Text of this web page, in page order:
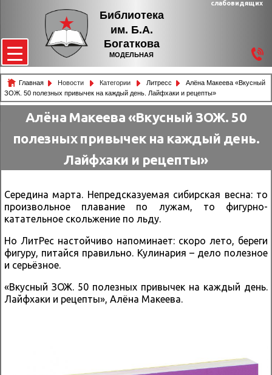
Библиотека
им. Б.А.
Богаткова
МОДЕЛЬНАЯ
слабовидящих
Главная Новости Категории Литресс
Алёна Макеева «Вкусный
ЗОЖ. 50 полезных привычек на каждый день. Лайфхаки и рецепты»
Алёна Макеева «Вкусный ЗОЖ. 50
полезных привычек на каждый день.
Лайфхаки и рецепты»
Середина марта. Непредсказуемая сибирская весна: то
произвольное плавание по лужам, то фигурно-
катательное скольжение по льду.
Но ЛитРес настойчиво напоминает: скоро лето, береги
фигуру, питайся правильно. Кулинария – дело полезное
и серьёзное.
«Вкусный ЗОЖ. 50 полезных привычек на каждый день.
Лайфхаки и рецепты», Алёна Макеева.